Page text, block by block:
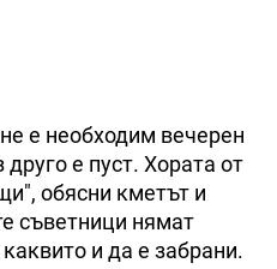
е необходим вечерен
е пуст. Хората от
обясни кметът и
съветници нямат
и да е забрани.